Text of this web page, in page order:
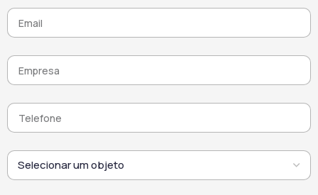
rápido, eficiente e seguro.